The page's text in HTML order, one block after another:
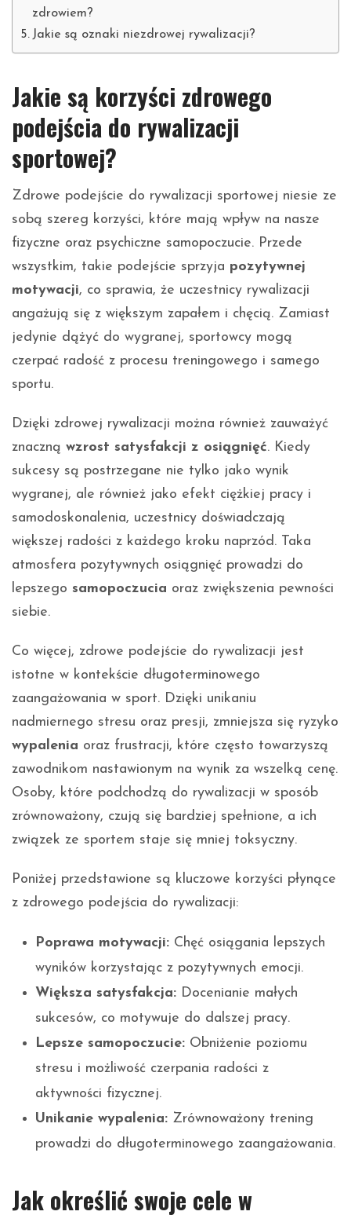
zdrowiem?
Jakie są oznaki niezdrowej rywalizacji?
Jakie są korzyści zdrowego
podejścia do rywalizacji
sportowej?
Zdrowe podejście do rywalizacji sportowej niesie ze
sobą szereg korzyści, które mają wpływ na nasze
fizyczne oraz psychiczne samopoczucie. Przede
wszystkim, takie podejście sprzyja pozytywnej
motywacji, co sprawia, że uczestnicy rywalizacji
angażują się z większym zapałem i chęcią. Zamiast
jedynie dążyć do wygranej, sportowcy mogą
czerpać radość z procesu treningowego i samego
sportu.
Dzięki zdrowej rywalizacji można również zauważyć
znaczną wzrost satysfakcji z osiągnięć. Kiedy
sukcesy są postrzegane nie tylko jako wynik
wygranej, ale również jako efekt ciężkiej pracy i
samodoskonalenia, uczestnicy doświadczają
większej radości z każdego kroku naprzód. Taka
atmosfera pozytywnych osiągnięć prowadzi do
lepszego samopoczucia oraz zwiększenia pewności
siebie.
Co więcej, zdrowe podejście do rywalizacji jest
istotne w kontekście długoterminowego
zaangażowania w sport. Dzięki unikaniu
nadmiernego stresu oraz presji, zmniejsza się ryzyko
wypalenia oraz frustracji, które często towarzyszą
zawodnikom nastawionym na wynik za wszelką cenę.
Osoby, które podchodzą do rywalizacji w sposób
zrównoważony, czują się bardziej spełnione, a ich
związek ze sportem staje się mniej toksyczny.
Poniżej przedstawione są kluczowe korzyści płynące
z zdrowego podejścia do rywalizacji:
Poprawa motywacji: Chęć osiągania lepszych
wyników korzystając z pozytywnych emocji.
Większa satysfakcja: Docenianie małych
sukcesów, co motywuje do dalszej pracy.
Lepsze samopoczucie: Obniżenie poziomu
stresu i możliwość czerpania radości z
aktywności fizycznej.
Unikanie wypalenia: Zrównoważony trening
prowadzi do długoterminowego zaangażowania.
Jak określić swoje cele w